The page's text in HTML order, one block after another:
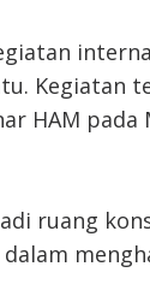
Kegiatan
HAM
ruang